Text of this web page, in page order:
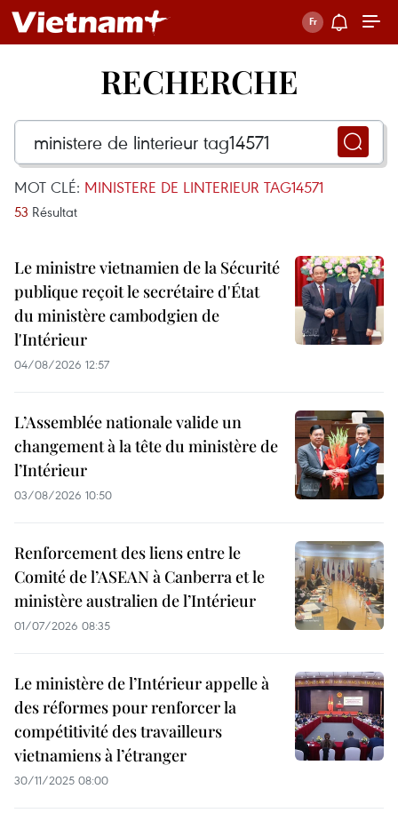
RECHERCHE
MOT CLÉ: MINISTERE DE LINTERIEUR TAG14571
53 Résultat
Le ministre vietnamien de la Sécurité
publique reçoit le secrétaire d'État
du ministère cambodgien de
l'Intérieur
04/08/2026 12:57
L’Assemblée nationale valide un
changement à la tête du ministère de
l’Intérieur
03/08/2026 10:50
Renforcement des liens entre le
Comité de l’ASEAN à Canberra et le
ministère australien de l’Intérieur
01/07/2026 08:35
Le ministère de l’Intérieur appelle à
des réformes pour renforcer la
compétitivité des travailleurs
vietnamiens à l’étranger
30/11/2025 08:00